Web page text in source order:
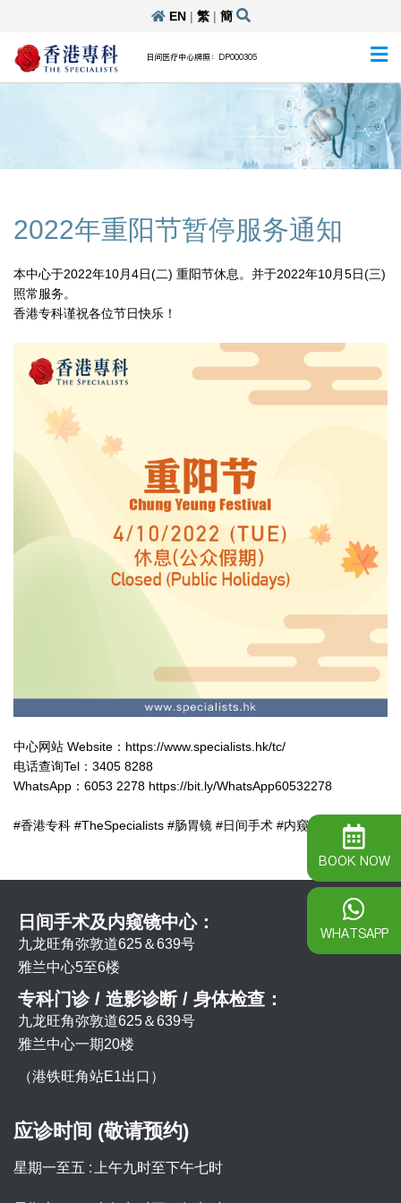
EN| 繁| 簡
日间医疗中心牌照：DP000305
2022年重阳节暂停服务通知
本中心于2022年10月4日(二) 重阳节休息。并于2022年10月5日(三)
照常服务。
香港专科谨祝各位节日快乐！
中心网站 Website：https://www.specialists.hk/tc/
电话查询Tel：3405 8288
WhatsApp：6053 2278 https://bit.ly/WhatsApp60532278
#香港专科 #TheSpecialists #肠胃镜 #日间手术 #内窥镜
日间手术及内窥镜中心：
九龙旺角弥敦道625＆639号
雅兰中心5至6楼
专科门诊 / 造影诊断 / 身体检查：
九龙旺角弥敦道625＆639号
雅兰中心一期20楼
（港铁旺角站E1出口）
应诊时间 (敬请预约)
星期一至五 : 上午九时至下午七时
BOOK NOW
WHATSAPP